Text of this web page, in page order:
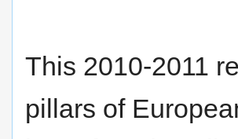
This 2010-2011
pillars of